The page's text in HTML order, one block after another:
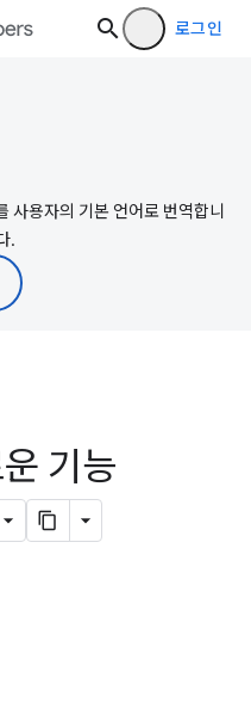
로그인
사용자의 기본 언어로 번역합니
.
기능